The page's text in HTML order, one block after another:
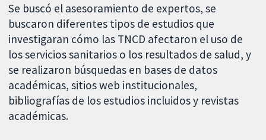
Se buscó el asesoramiento de expertos, se
buscaron diferentes tipos de estudios que
investigaran cómo las TNCD afectaron el uso de
los servicios sanitarios o los resultados de salud, y
se realizaron búsquedas en bases de datos
académicas, sitios web institucionales,
bibliografías de los estudios incluidos y revistas
académicas.